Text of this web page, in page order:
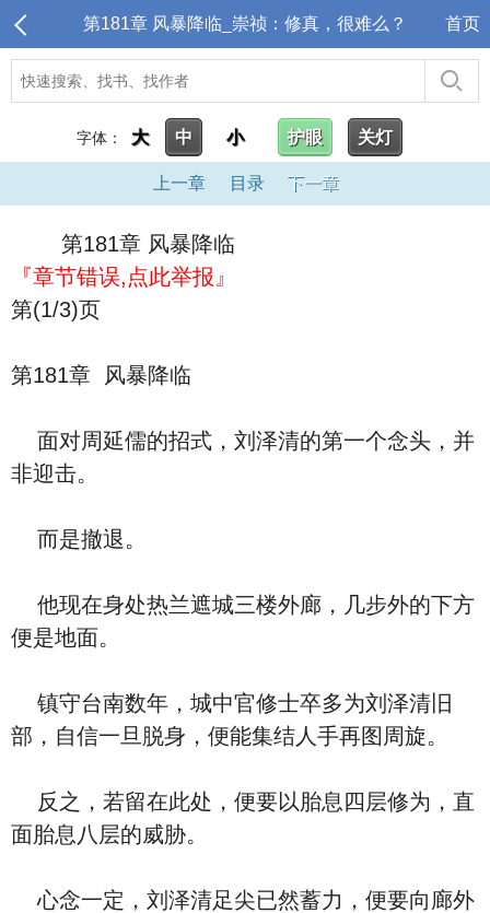
第181章 风暴降临_崇祯：修真，很难么？ 首页
字体： 大 中 小 护眼 关灯
上一章 目录 下一章
第181章 风暴降临
『章节错误,点此举报』
第(1/3)页
第181章 风暴降临
面对周延儒的招式，刘泽清的第一个念头，并
非迎击。
而是撤退。
他现在身处热兰遮城三楼外廊，几步外的下方
便是地面。
镇守台南数年，城中官修士卒多为刘泽清旧
部，自信一旦脱身，便能集结人手再图周旋。
反之，若留在此处，便要以胎息四层修为，直
面胎息八层的威胁。
心念一定，刘泽清足尖已然蓄力，便要向廊外